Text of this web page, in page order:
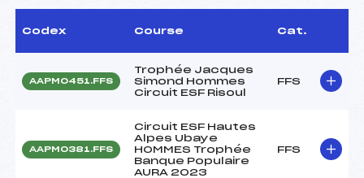
Codex Course Cat.
AAPM0451.FFS
Trophée Jacques
Simond Hommes
Circuit ESF Risoul
FFS
AAPM0381.FFS
Circuit ESF Hautes
Alpes Ubaye
HOMMES Trophée
Banque Populaire
AURA 2023
FFS